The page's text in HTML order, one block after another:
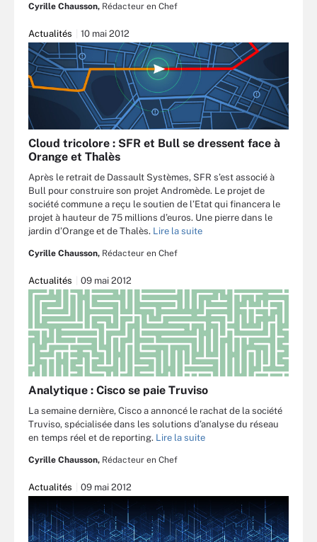
Cyrille Chausson, Rédacteur en Chef
Actualités 10 mai 2012
Cloud tricolore : SFR et Bull se dressent face à
Orange et Thalès
Après le retrait de Dassault Systèmes, SFR s’est associé à
Bull pour construire son projet Andromède. Le projet de
société commune a reçu le soutien de l’Etat qui financera le
projet à hauteur de 75 millions d’euros. Une pierre dans le
jardin d’Orange et de Thalès. Lire la suite
Cyrille Chausson, Rédacteur en Chef
Actualités 09 mai 2012
Analytique : Cisco se paie Truviso
La semaine dernière, Cisco a annoncé le rachat de la société
Truviso, spécialisée dans les solutions d’analyse du réseau
en temps réel et de reporting. Lire la suite
Cyrille Chausson, Rédacteur en Chef
Actualités 09 mai 2012